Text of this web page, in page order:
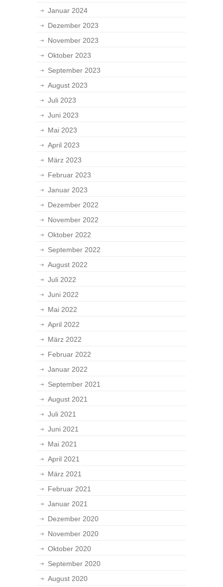
Januar 2024
Dezember 2023
November 2023
Oktober 2023
September 2023
August 2023
Juli 2023
Juni 2023
Mai 2023
April 2023
März 2023
Februar 2023
Januar 2023
Dezember 2022
November 2022
Oktober 2022
September 2022
August 2022
Juli 2022
Juni 2022
Mai 2022
April 2022
März 2022
Februar 2022
Januar 2022
September 2021
August 2021
Juli 2021
Juni 2021
Mai 2021
April 2021
März 2021
Februar 2021
Januar 2021
Dezember 2020
November 2020
Oktober 2020
September 2020
August 2020